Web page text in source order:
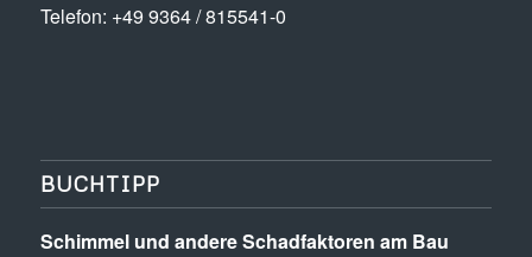
Telefon: +49 9364 / 815541-0
BUCHTIPP
Schimmel und andere Schad­­faktoren am Bau